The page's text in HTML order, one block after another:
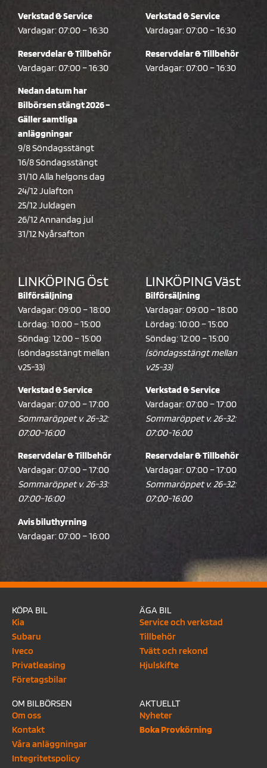
Verkstad & Service
Vardagar: 07:00 – 16:30
Reservdelar & Tillbehör
Vardagar: 07:00 – 16:30
Nedan datum har
Bilbörsen stängt 2026 –
Gäller samtliga
anläggningar
9/8 Söndagsstängt
16/8 Söndagsstängt
31/10 Alla helgons dag
24/12 Julafton
25/12 Juldagen
26/12 Annandag jul
31/12 Nyårsafton
Verkstad & Service
Vardagar: 07:00 – 16:30
Reservdelar & Tillbehör
Vardagar: 07:00 – 16:30
LINKÖPING Öst
Bilförsäljning
Vardagar: 09:00 – 18:00
Lördag: 10:00 – 15:00
Söndag: 12:00 – 15:00
(söndagsstängt mellan
v25-33)
Verkstad & Service
Vardagar: 07:00 – 17:00
Sommaröppet v. 26-32:
07:00-16:00
Reservdelar & Tillbehör
Vardagar: 07:00 – 17:00
Sommaröppet v. 26-33:
07:00-16:00
Avis biluthyrning
Vardagar: 07:00 – 16:00
LINKÖPING Väst
Bilförsäljning
Vardagar: 09:00 – 18:00
Lördag: 10:00 – 15:00
Söndag: 12:00 – 15:00
(söndagsstängt mellan
v25-33)
Verkstad & Service
Vardagar: 07:00 – 17:00
Sommaröppet v. 26-32:
07:00-16:00
Reservdelar & Tillbehör
Vardagar: 07:00 – 17:00
Sommaröppet v. 26-32:
07:00-16:00
KÖPA BIL
Kia
Subaru
Iveco
Privatleasing
Företagsbilar
ÄGA BIL
Service och verkstad
Tillbehör
Tvätt och rekond
Hjulskifte
OM BILBÖRSEN
Om oss
Kontakt
Våra anläggningar
Integritetspolicy
AKTUELLT
Nyheter
Boka Provkörning